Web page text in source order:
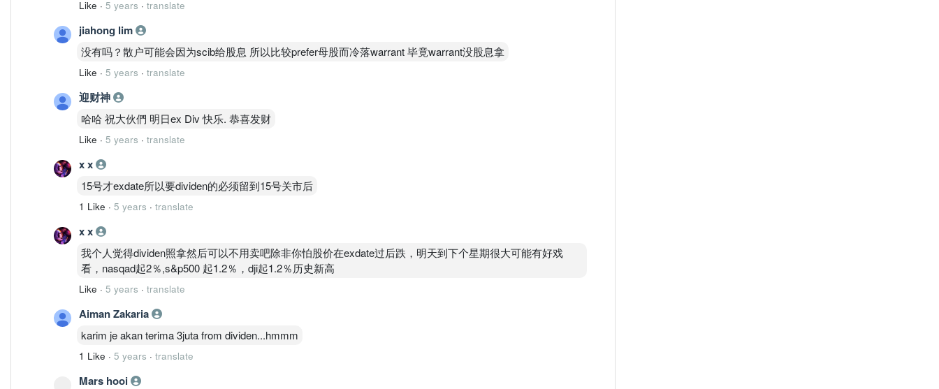
Like · 5 years · translate
jiahong lim
没有吗？散户可能会因为scib给股息 所以比较prefer母股而冷落warrant 毕竟warrant没股息拿
Like · 5 years · translate
迎财神
哈哈 祝大伙們 明日ex Div 快乐. 恭喜发财
Like · 5 years · translate
x x
15号才exdate所以要dividen的必须留到15号关市后
1 Like · 5 years · translate
x x
我个人觉得dividen照拿然后可以不用卖吧除非你怕股价在exdate过后跌，明天到下个星期很大可能有好戏
看，nasqad起2％,s&p500 起1.2％，dji起1.2％历史新高
Like · 5 years · translate
Aiman Zakaria
karim je akan terima 3juta from dividen...hmmm
1 Like · 5 years · translate
Mars hooi